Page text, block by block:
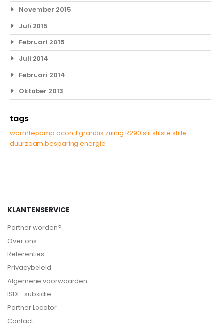
November 2015
Juli 2015
Februari 2015
Juli 2014
Februari 2014
Oktober 2013
tags
warmtepomp acond grandis zuinig R290 stil stilste stille
duurzaam besparing energie
KLANTENSERVICE
Partner worden?
Over ons
Referenties
Privacybeleid
Algemene voorwaarden
ISDE-subsidie
Partner Locator
Contact